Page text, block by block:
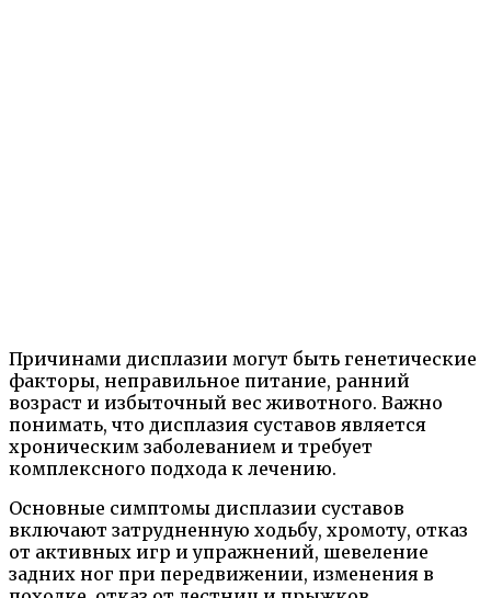
Причинами дисплазии могут быть генетические
факторы, неправильное питание, ранний
возраст и избыточный вес животного. Важно
понимать, что дисплазия суставов является
хроническим заболеванием и требует
комплексного подхода к лечению.
Основные симптомы дисплазии суставов
включают затрудненную ходьбу, хромоту, отказ
от активных игр и упражнений, шевеление
задних ног при передвижении, изменения в